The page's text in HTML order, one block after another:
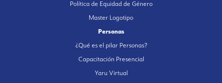
Política de Equidad de Género
Master Logotipo
Personas
¿Qué es el pilar Personas?
Capacitación Presencial
Yaru Virtual